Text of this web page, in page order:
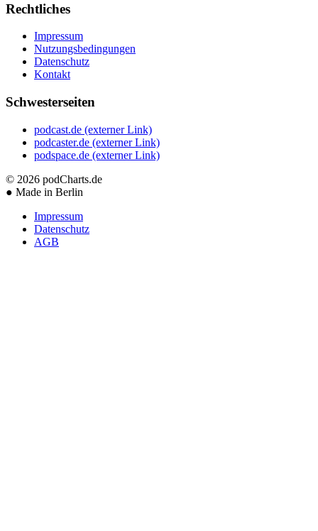
Rechtliches
Impressum
Nutzungsbedingungen
Datenschutz
Kontakt
Schwesterseiten
podcast.de (externer Link)
podcaster.de (externer Link)
podspace.de (externer Link)
© 2026 podCharts.de
● Made in Berlin
Impressum
Datenschutz
AGB